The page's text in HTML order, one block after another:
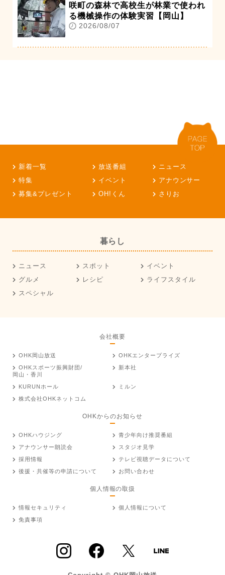
咲町の森林で高校生が林業で使われ
る機械操作の体験実習【岡山】
2026/08/07
新着一覧 放送番組
ニュース
特集
イベント
アナウンサー
募集&プレゼント
OH!くん さりお
暮らし
ニュース スポット
イベント
グルメ
レシピ
ライフスタイル
スペシャル
会社概要
OHK岡山放送
OHKエンタープライズ
OHKスポーツ振興財団/
岡山・香川
新本社
KURUNホール
ミルン
株式会社OHKネットコム
OHKからのお知らせ
OHKハウジング
青少年向け推奨番組
アナウンサー朗読会
スタジオ見学
採用情報
テレビ視聴データについて
後援・共催等の申請について
お問い合わせ
個人情報の取扱
情報セキュリティ
個人情報について
免責事項